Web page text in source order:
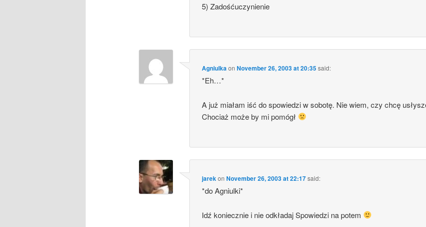
5) Zadośćuczynienie
AgniulkaonNovember 26, 2003 at 20:35said:
*Eh…*
A już miałam iść do spowiedzi w sobotę. Nie wiem, czy chcę
Chociaż może by mi pomógł
jarekonNovember 26, 2003 at 22:17said:
*do Agniulki*
Idź koniecznie i nie odkładaj Spowiedzi na potem